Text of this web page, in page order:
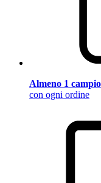
Almeno 1
con ogni ordine